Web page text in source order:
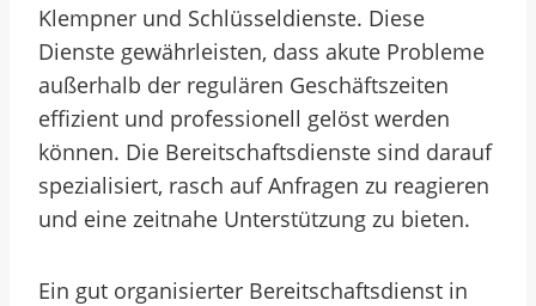
Klempner und Schlüsseldienste. Diese
Dienste gewährleisten, dass akute Probleme
außerhalb der regulären Geschäftszeiten
effizient und professionell gelöst werden
können. Die Bereitschaftsdienste sind darauf
spezialisiert, rasch auf Anfragen zu reagieren
und eine zeitnahe Unterstützung zu bieten.
Ein gut organisierter Bereitschaftsdienst in